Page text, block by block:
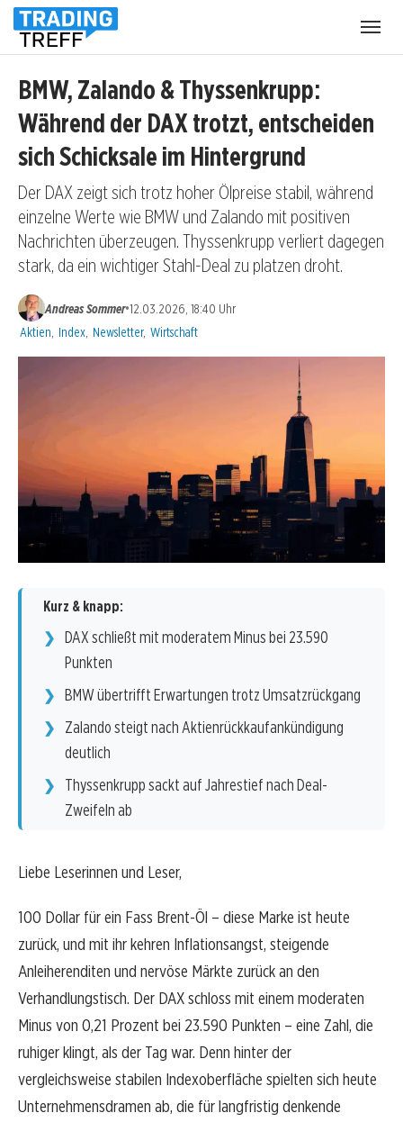
BMW, Zalando & Thyssenkrupp:
Während der DAX trotzt, entscheiden
sich Schicksale im Hintergrund
Der DAX zeigt sich trotz hoher Ölpreise stabil, während
einzelne Werte wie BMW und Zalando mit positiven
Nachrichten überzeugen. Thyssenkrupp verliert dagegen
stark, da ein wichtiger Stahl-Deal zu platzen droht.
Andreas Sommer•12.03.2026, 18:40 Uhr
Kategorien:
Aktien Index Newsletter, Wirtschaft
Kurz & knapp:
DAX schließt mit moderatem Minus bei 23.590
Punkten
BMW übertrifft Erwartungen trotz Umsatzrückgang
Zalando steigt nach Aktienrückkaufankündigung
deutlich
Thyssenkrupp sackt auf Jahrestief nach Deal-
Zweifeln ab
Liebe Leserinnen und Leser,
100 Dollar für ein Fass Brent-Öl – diese Marke ist heute
zurück, und mit ihr kehren Inflationsangst, steigende
Anleiherenditen und nervöse Märkte zurück an den
Verhandlungstisch. Der DAX schloss mit einem moderaten
Minus von 0,21 Prozent bei 23.590 Punkten – eine Zahl, die
ruhiger klingt, als der Tag war. Denn hinter der
vergleichsweise stabilen Indexoberfläche spielten sich heute
Unternehmensdramen ab, die für langfristig denkende